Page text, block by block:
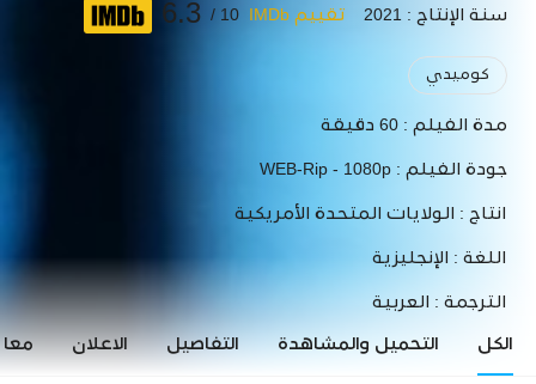
سنة الإنتاج : 2021 تقييم IMDb 10 /
6.3
كوميدي
مدة الفيلم : 60 دقيقة
جودة الفيلم : WEB-Rip - 1080p
انتاج : الولايات المتحدة الأمريكية
اللغة : الإنجليزية
الترجمة : العربية
الكل التحميل والمشاهدة التفاصيل الاعلان